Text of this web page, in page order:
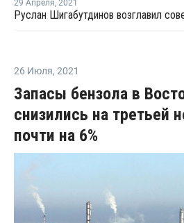
29 Апреля, 2021
Руслан Шигабутдинов возглавил
26 Июля, 2021
Запасы бензола в
снизились на третьей
почти на 6%